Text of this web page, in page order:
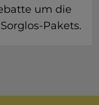
um die
Pakets.